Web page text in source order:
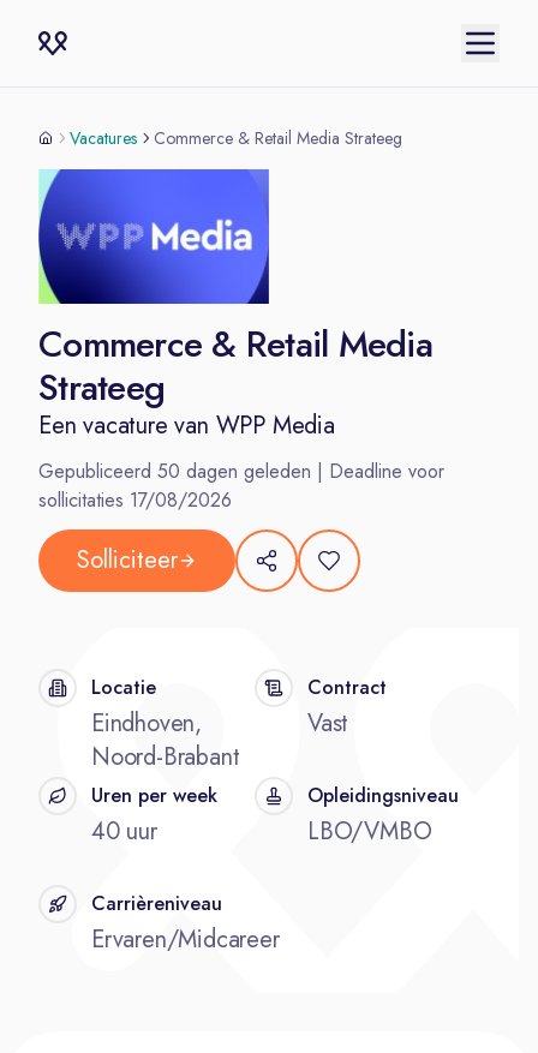
Vacatures Commerce & Retail Media Strateeg
Commerce & Retail Media
Strateeg
Een vacature van WPP Media
Gepubliceerd 50 dagen geleden | Deadline voor
sollicitaties 17/08/2026
Solliciteer
Locatie
Eindhoven,
Noord-Brabant
Contract
Vast
Uren per week
40 uur
Opleidingsniveau
LBO/VMBO
Carrièreniveau
Ervaren/Midcareer